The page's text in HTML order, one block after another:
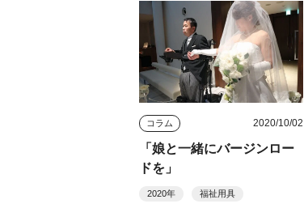
コラム 2020/10/02
「娘と一緒にバージンロー
ドを」
2020年 福祉用具